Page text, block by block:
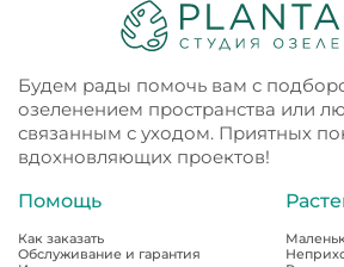
Будем рады помочь вам с
озеленением пространства или
связанным с уходом. Приятных
вдохновляющих проектов!
Помощь
Как заказать
Обслуживание и гарантия